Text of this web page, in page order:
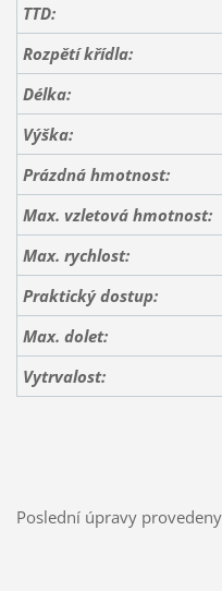
TTD:
Rozpětí křídla:
Délka:
Výška:
Prázdná hmotnost:
Max. vzletová hmotnost:
Max. rychlost:
Praktický dostup:
Max. dolet:
Vytrvalost:
Poslední úpravy